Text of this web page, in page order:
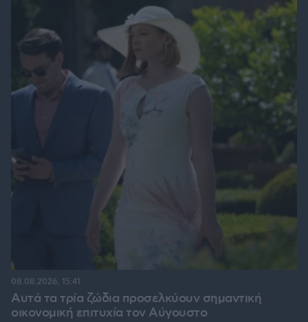
Αυτά τα τρία ζώδια προσελκύουν σημαντική
οικονομική επιτυχία τον Αύγουστο
08.08.2026, 15:41